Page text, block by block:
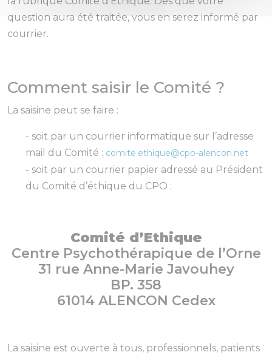
question aura été traitée, vous en serez informé par
courrier.
Comment saisir le Comité ?
La saisine peut se faire :
- soit par un courrier informatique sur l’adresse
mail du Comité : comite.ethique@cpo-alencon.net
- soit par un courrier papier adressé au Président
du Comité d’éthique du CPO :
Comité d’Ethique
Centre Psychothérapique de l’Orne
31 rue Anne-Marie Javouhey
BP. 358
61014 ALENCON Cedex
La saisine est ouverte à tous, professionnels, patients